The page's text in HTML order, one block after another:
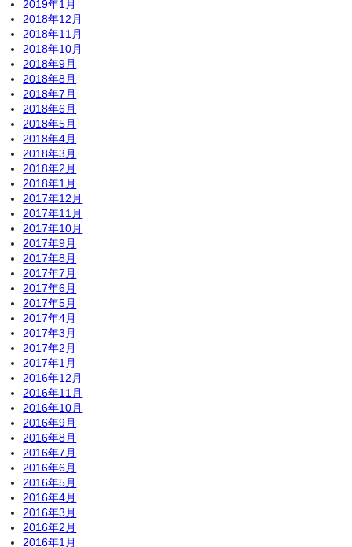
2019年1月
2018年12月
2018年11月
2018年10月
2018年9月
2018年8月
2018年7月
2018年6月
2018年5月
2018年4月
2018年3月
2018年2月
2018年1月
2017年12月
2017年11月
2017年10月
2017年9月
2017年8月
2017年7月
2017年6月
2017年5月
2017年4月
2017年3月
2017年2月
2017年1月
2016年12月
2016年11月
2016年10月
2016年9月
2016年8月
2016年7月
2016年6月
2016年5月
2016年4月
2016年3月
2016年2月
2016年1月